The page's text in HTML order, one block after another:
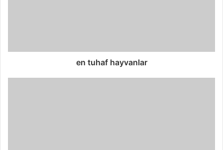
en tuhaf hayvanlar